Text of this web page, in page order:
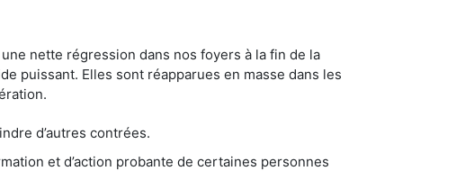
nette régression dans nos foyers à la fin de la
puissant. Elles sont réapparues en masse dans les
d’autres contrées.
et d’action probante de certaines personnes